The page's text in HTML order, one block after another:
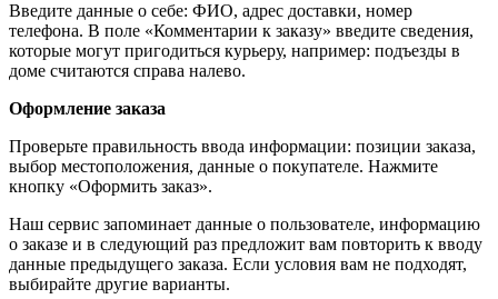
Введите данные о себе: ФИО, адрес доставки, номер
телефона. В поле «Комментарии к заказу» введите сведения,
которые могут пригодиться курьеру, например: подъезды в
доме считаются справа налево.
Оформление заказа
Проверьте правильность ввода информации: позиции заказа,
выбор местоположения, данные о покупателе. Нажмите
кнопку «Оформить заказ».
Наш сервис запоминает данные о пользователе, информацию
о заказе и в следующий раз предложит вам повторить к вводу
данные предыдущего заказа. Если условия вам не подходят,
выбирайте другие варианты.